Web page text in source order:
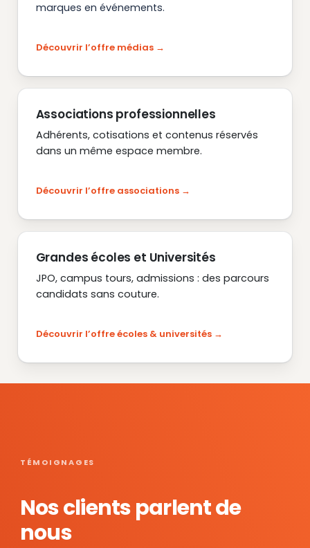
marques en événements.
Découvrir l’offre médias
Associations professionnelles
Adhérents, cotisations et contenus réservés
dans un même espace membre.
Découvrir l’offre associations
Grandes écoles et Universités
JPO, campus tours, admissions : des parcours
candidats sans couture.
Découvrir l’offre écoles & universités
TÉMOIGNAGES
Nos clients parlent de
nous